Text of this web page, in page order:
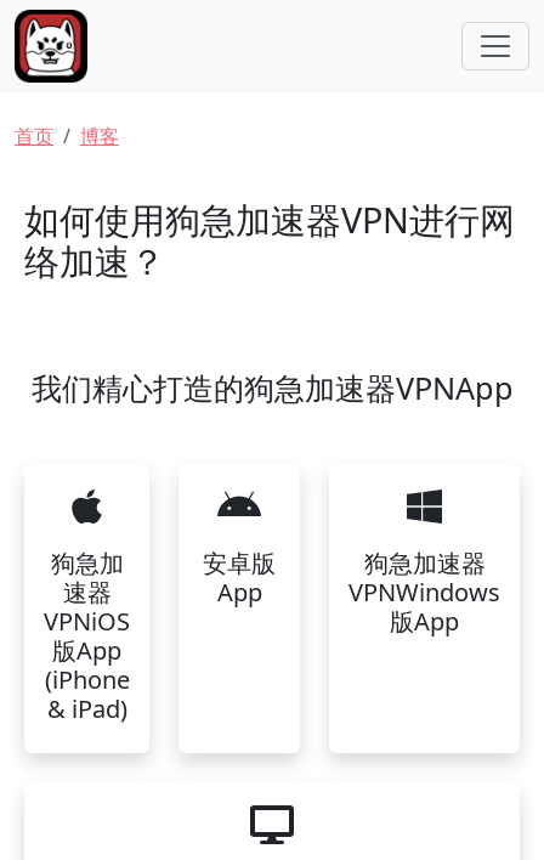
跳转到主要内容
面包屑
首页 博客
如何使用狗急加速器VPN进行网
络加速？
我们精心打造的狗急加速器VPNApp
狗急加
速器
VPNiOS
版App
(iPhone
& iPad)
安卓版
App
狗急加速器
VPNWindows
版App